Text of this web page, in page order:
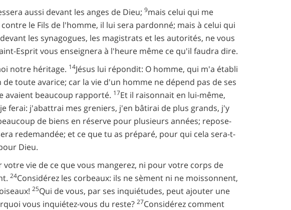
aussi devant les anges de Dieu; 9mais celui qui me
le Fils de l'homme, il lui sera pardonné; mais à celui qui
les synagogues, les magistrats et les autorités, ne vous
Esprit vous enseignera à l'heure même ce qu'il faudra dire.
notre héritage. 14Jésus lui répondit: O homme, qui m'a établi
toute avarice; car la vie d'un homme ne dépend pas de ses
avaient beaucoup rapporté. 17Et il raisonnait en lui-même,
ferai: j'abattrai mes greniers, j'en bâtirai de plus grands, j'y
de biens en réserve pour plusieurs années; repose-
redemandée; et ce que tu as préparé, pour qui cela sera-t-
Dieu.
vie de ce que vous mangerez, ni pour votre corps de
24Considérez les corbeaux: ils ne sèment ni ne moissonnent,
25Qui de vous, par ses inquiétudes, peut ajouter une
vous inquiétez-vous du reste? 27Considérez comment